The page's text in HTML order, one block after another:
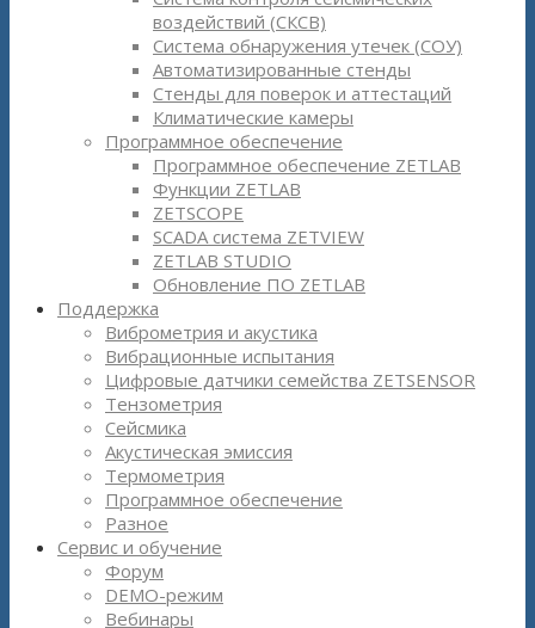
воздействий (СКСВ)
Система обнаружения утечек (СОУ)
Автоматизированные стенды
Стенды для поверок и аттестаций
Климатические камеры
Программное обеспечение
Программное обеспечение ZETLAB
Функции ZETLAB
ZETSCOPE
SCADA система ZETVIEW
ZETLAB STUDIO
Обновление ПО ZETLAB
Поддержка
Виброметрия и акустика
Вибрационные испытания
Цифровые датчики семейства ZETSENSOR
Тензометрия
Сейсмика
Акустическая эмиссия
Термометрия
Программное обеспечение
Разное
Сервис и обучение
Форум
DEMO-режим
Вебинары